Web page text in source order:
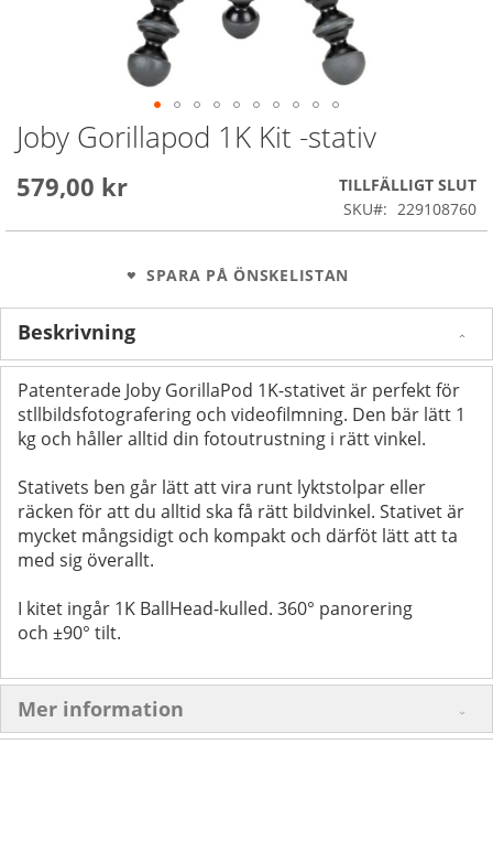
Joby Gorillapod 1K Kit -stativ
579,00 kr
TILLFÄLLIGT SLUT
SKU
229108760
SPARA PÅ ÖNSKELISTAN
Skip
to
beginning
the
Beskrivning
Patenterade Joby GorillaPod 1K-stativet är perfekt för
stllbildsfotografering och videofilmning. Den bär lätt 1
kg och håller alltid din fotoutrustning i rätt vinkel.
Stativets ben går lätt att vira runt lyktstolpar eller
räcken för att du alltid ska få rätt bildvinkel. Stativet är
mycket mångsidigt och kompakt och därföt lätt att ta
med sig överallt.
I kitet ingår 1K BallHead-kulled. 360° panorering
och ±90° tilt.
Mer information